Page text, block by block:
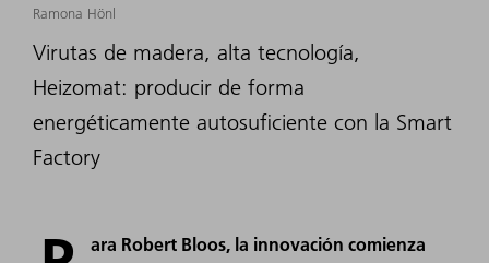
Ramona Hönl
Virutas de madera, alta tecnología,
Heizomat: producir de forma
energéticamente autosuficiente con la Smart
Factory
ara Robert Bloos, la innovación comienza